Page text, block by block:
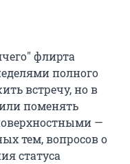
" флирта
полного
встречу, но в
поменять
—
тем, вопросов о
статуса